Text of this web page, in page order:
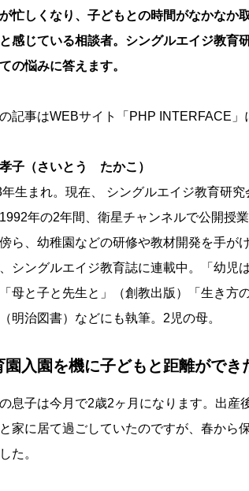
忙しくなり、子どもとの時間がなかなか
感じている相談者。シングルエイジ教育
の悩みに答えます。
記事はWEBサイト「PHP INTERFACE」
子（さいとう たかこ）
年生まれ。現在、 シングルエイジ教育研
年の2年間、衛星チャンネルで公開授
ら、幼稚園などの研修や教材開発を手が
シングルエイジ教育誌に連載中。「幼児
母と子と先生と」（創教出版）「生き方
明治図書）などにも執筆。2児の母。
園入園を機に子どもと距離ができ
息子は今月で2歳2ヶ月になります。出産
家に居て過ごしていたのですが、春から
た。